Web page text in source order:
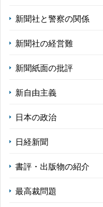
新聞社と警察の関係
新聞社の経営難
新聞紙面の批評
新自由主義
日本の政治
日経新聞
書評・出版物の紹介
最高裁問題